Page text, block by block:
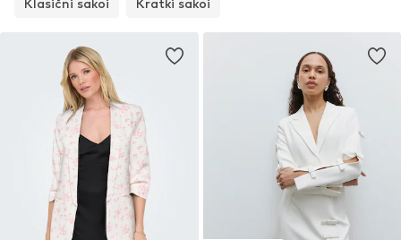
Klasični sakoi
Kratki sakoi